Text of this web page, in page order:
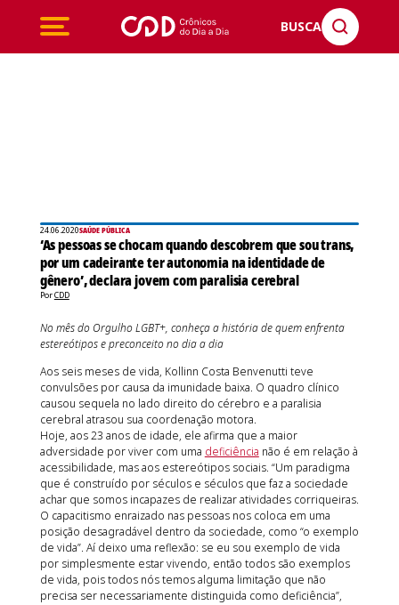
BUSCA
24.06.2020SAÚDE PÚBLICA
‘As pessoas se chocam quando descobrem que sou trans,
por um cadeirante ter autonomia na identidade de
gênero’, declara jovem com paralisia cerebral
PorCDD
No mês do Orgulho LGBT+, conheça a história de quem enfrenta
estereótipos e preconceito no dia a dia
Aos seis meses de vida, Kollinn Costa Benvenutti teve
convulsões por causa da imunidade baixa. O quadro clínico
causou sequela no lado direito do cérebro e a paralisia
cerebral atrasou sua coordenação motora.
Hoje, aos 23 anos de idade, ele afirma que a maior
adversidade por viver com uma deficiência não é em relação à
acessibilidade, mas aos estereótipos sociais. “Um paradigma
que é construído por séculos e séculos que faz a sociedade
achar que somos incapazes de realizar atividades corriqueiras.
O capacitismo enraizado nas pessoas nos coloca em uma
posição desagradável dentro da sociedade, como “o exemplo
de vida”. Aí deixo uma reflexão: se eu sou exemplo de vida
por simplesmente estar vivendo, então todos são exemplos
de vida, pois todos nós temos alguma limitação que não
precisa ser necessariamente distinguida como deficiência”,